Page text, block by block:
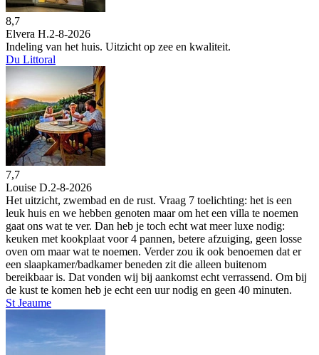
8,7
Elvera H.2-8-2026
Indeling van het huis. Uitzicht op zee en kwaliteit.
Du Littoral
7,7
Louise D.2-8-2026
Het uitzicht, zwembad en de rust. Vraag 7 toelichting: het is een
leuk huis en we hebben genoten maar om het een villa te noemen
gaat ons wat te ver. Dan heb je toch echt wat meer luxe nodig:
keuken met kookplaat voor 4 pannen, betere afzuiging, geen losse
oven om maar wat te noemen. Verder zou ik ook benoemen dat er
een slaapkamer/badkamer beneden zit die alleen buitenom
bereikbaar is. Dat vonden wij bij aankomst echt verrassend. Om bij
de kust te komen heb je echt een uur nodig en geen 40 minuten.
St Jeaume